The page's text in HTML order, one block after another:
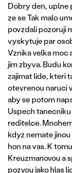
Dobry den, uplne
ze se Tak malo
povzdali pozoruji
vyskytuje par
Vznika velka moc
jim zbyva. Budu
zajimat lide, kteri
otevrenou naruci
aby se potom
Uspech
reditelce.
kdyz nemate
hon na vas. K
Kreuzmanovou a
pozvou jako hlas